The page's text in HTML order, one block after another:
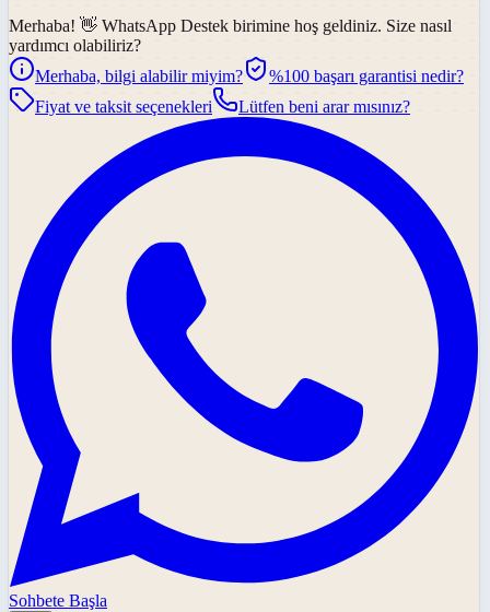
Merhaba! 👋 WhatsApp Destek birimine hoş geldiniz. Size nasıl
yardımcı olabiliriz?
Merhaba, bilgi alabilir miyim?
%100 başarı garantisi nedir?
Fiyat ve taksit seçenekleri
Lütfen beni arar mısınız?
Sohbete Başla